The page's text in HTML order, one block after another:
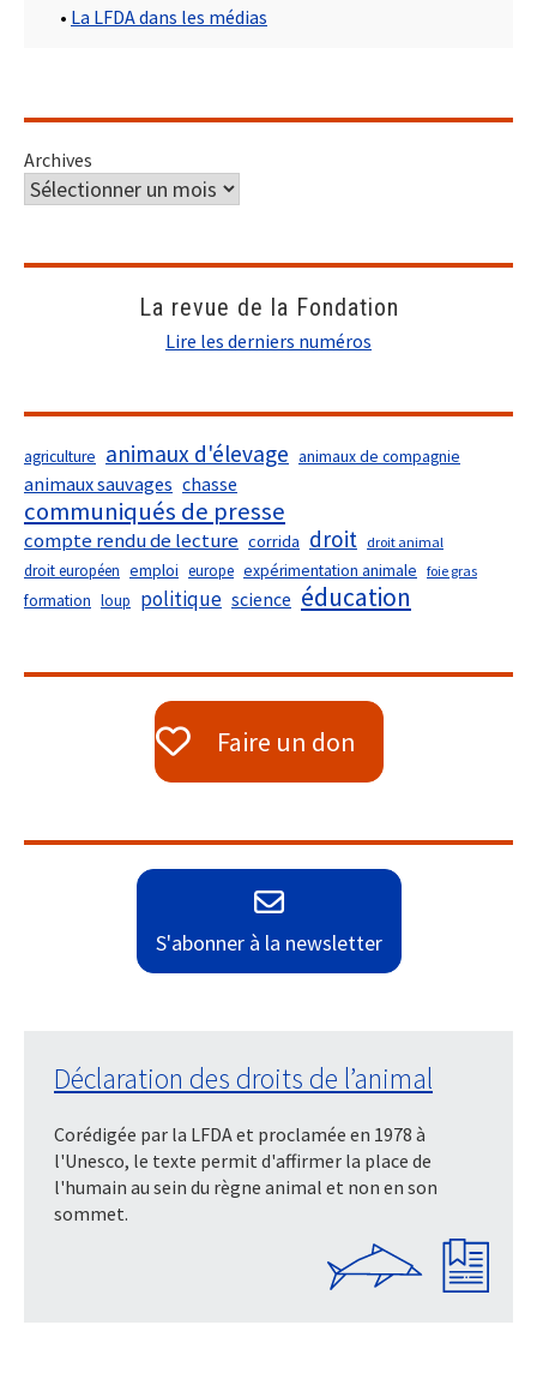
• La LFDA dans les médias
Archives
La revue de la Fondation
Lire les derniers numéros
agriculture animaux d'élevage animaux de compagnie
animaux sauvages chasse
communiqués de presse
compte rendu de lecture corrida droit droit animal
droit européen emploi europe expérimentation animale foie gras
formation loup politique science éducation
Faire un don
S'abonner à la newsletter
Déclaration des droits de l’animal
Corédigée par la LFDA et proclamée en 1978 à
l'Unesco, le texte permit d'affirmer la place de
l'humain au sein du règne animal et non en son
sommet.